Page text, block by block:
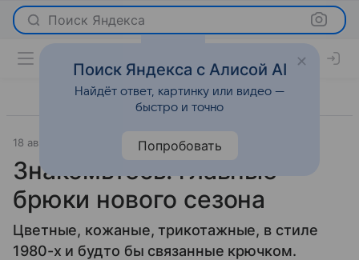
Поиск Яндекса
18 августа 2017
Знакомьтесь: главные
брюки нового сезона
Цветные, кожаные, трикотажные, в стиле
1980-х и будто бы связанные крючком.
Поиск Яндекса с Алисой AI
Найдёт ответ, картинку или видео —
быстро и точно
Попробовать